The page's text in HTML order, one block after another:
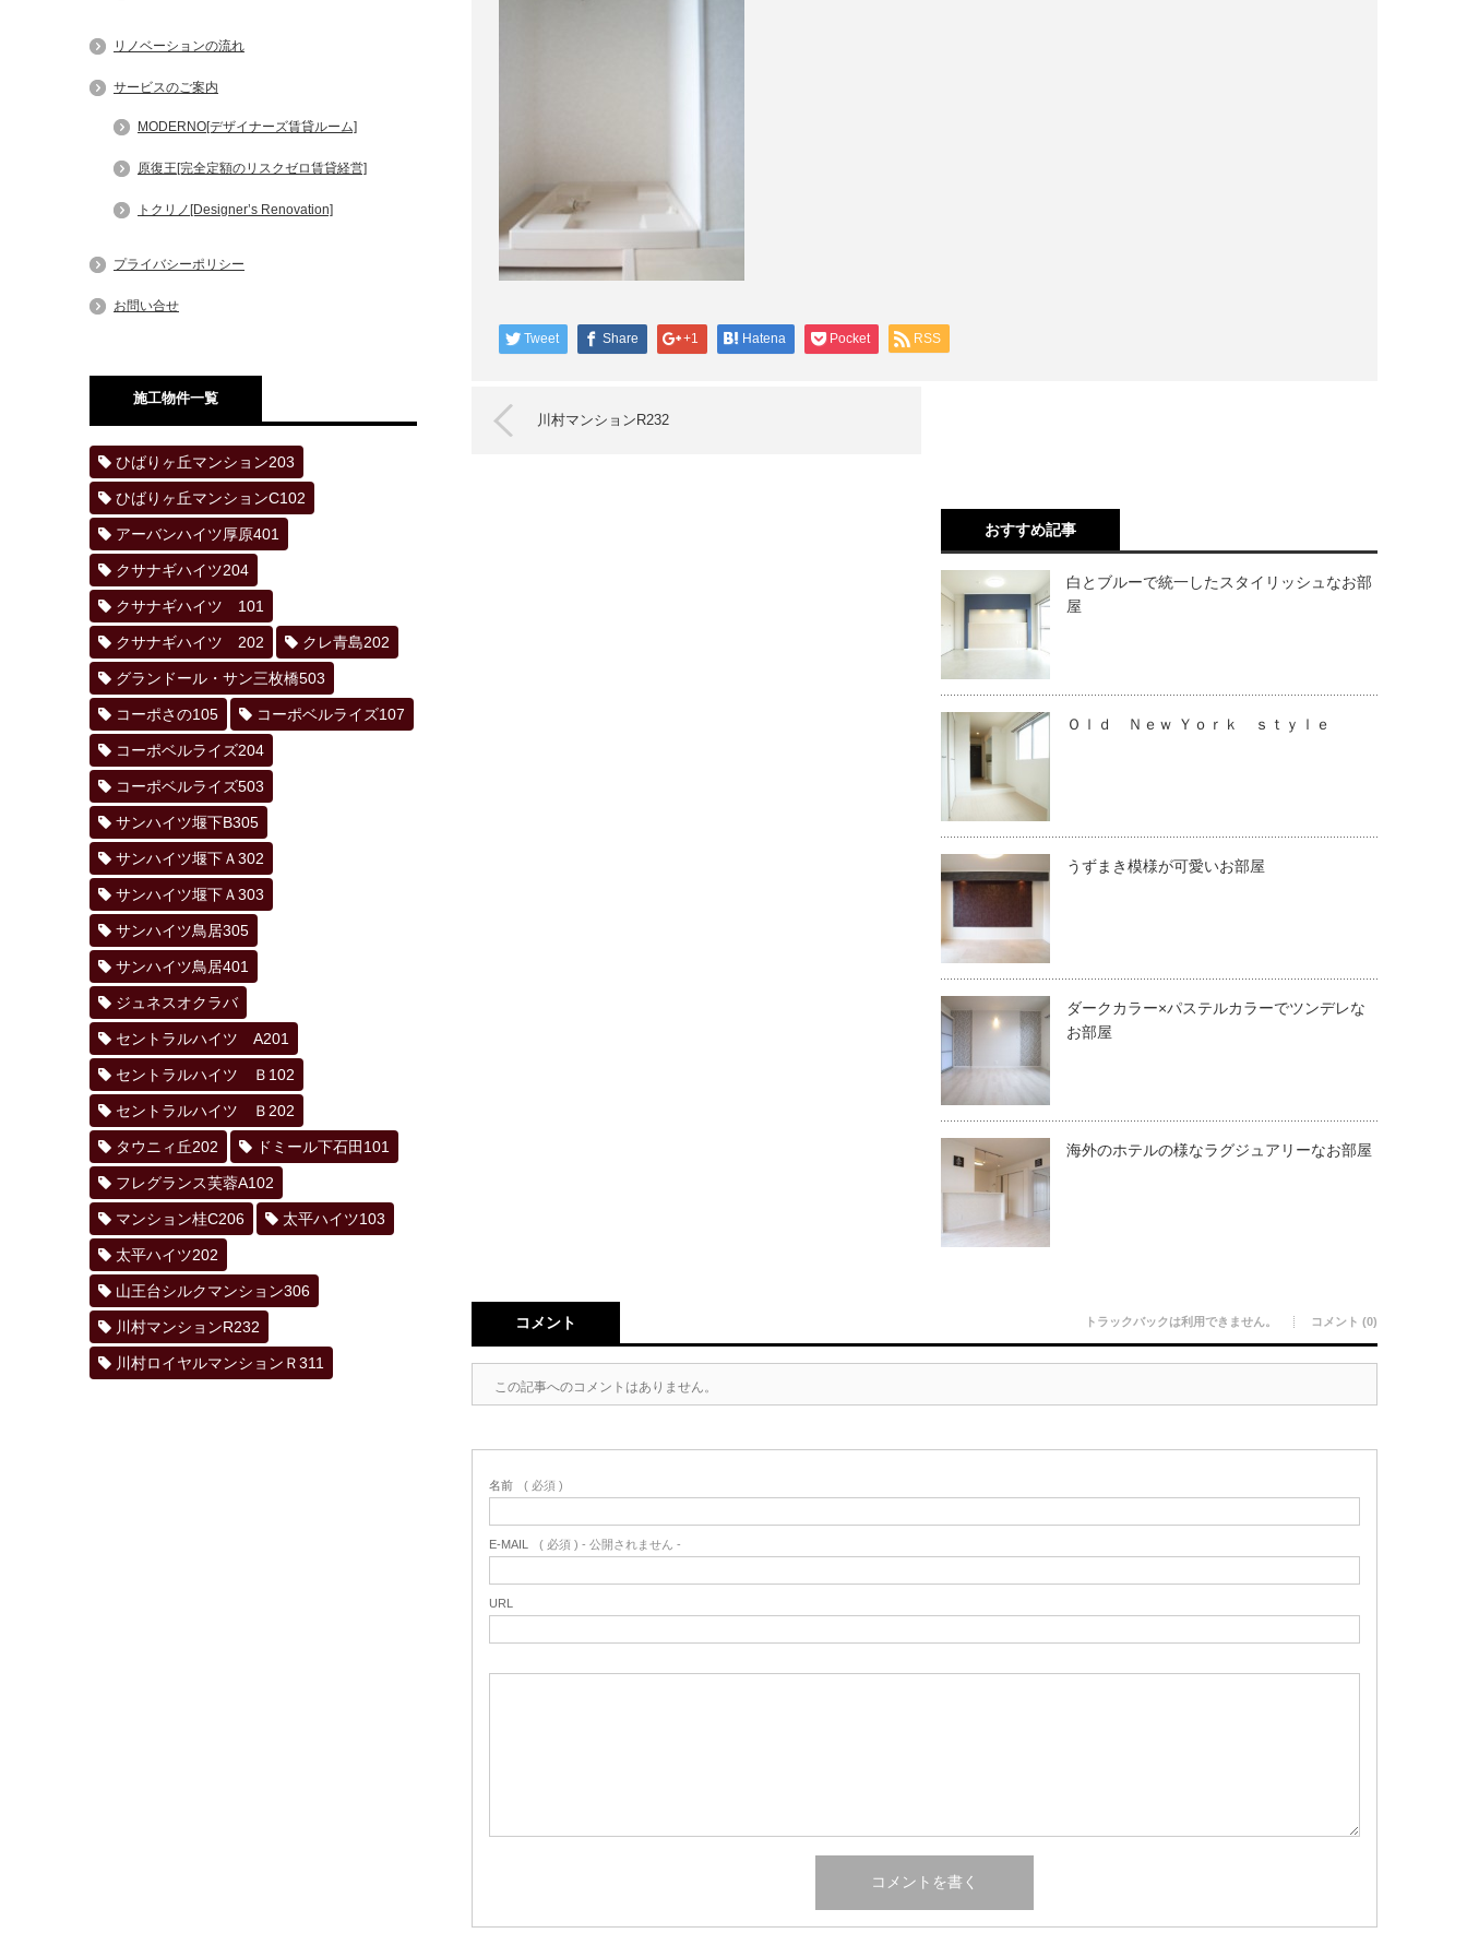
Tweet Share +1 Hatena Pocket RSS
川村マンションR232
おすすめ記事
白とブルーで統一したスタイリッシュなお部
屋
Ｏｌｄ Ｎｅｗ Ｙｏｒｋ ｓｔｙｌｅ
うずまき模様が可愛いお部屋
ダークカラー×パステルカラーでツンデレな
お部屋
海外のホテルの様なラグジュアリーなお部屋
コメント トラックバックは利用できません。 コメント (0)
この記事へのコメントはありません。
名前 ( 必須 )
E-MAIL ( 必須 ) - 公開されません -
URL
リノベーションの流れ
サービスのご案内
MODERNO[デザイナーズ賃貸ルーム]
原復王[完全定額のリスクゼロ賃貸経営]
トクリノ[Designer’s Renovation]
プライバシーポリシー
お問い合せ
施工物件一覧
ひばりヶ丘マンション203
ひばりヶ丘マンションC102
アーバンハイツ厚原401
クサナギハイツ204
クサナギハイツ 101
クサナギハイツ 202 クレ青島202
グランドール・サン三枚橋503
コーポさの105 コーポベルライズ107
コーポベルライズ204
コーポベルライズ503
サンハイツ堰下B305
サンハイツ堰下Ａ302
サンハイツ堰下Ａ303
サンハイツ鳥居305
サンハイツ鳥居401
ジュネスオクラバ
セントラルハイツ A201
セントラルハイツ Ｂ102
セントラルハイツ Ｂ202
タウニィ丘202 ドミール下石田101
フレグランス芙蓉A102
マンション桂C206 太平ハイツ103
太平ハイツ202
山王台シルクマンション306
川村マンションR232
川村ロイヤルマンションＲ311